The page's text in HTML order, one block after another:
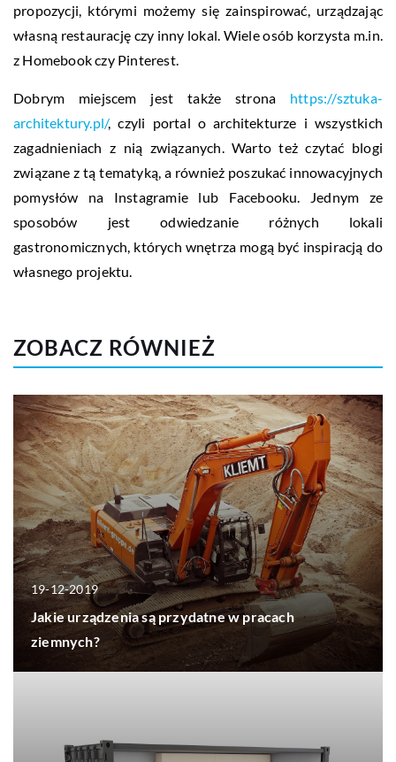
propozycji, którymi możemy się zainspirować, urządzając
własną restaurację czy inny lokal. Wiele osób korzysta m.in.
z Homebook czy Pinterest.
Dobrym miejscem jest także strona https://sztuka-
architektury.pl/, czyli portal o architekturze i wszystkich
zagadnieniach z nią związanych. Warto też czytać blogi
związane z tą tematyką, a również poszukać innowacyjnych
pomysłów na Instagramie lub Facebooku. Jednym ze
sposobów jest odwiedzanie różnych lokali
gastronomicznych, których wnętrza mogą być inspiracją do
własnego projektu.
ZOBACZ RÓWNIEŻ
19-12-2019
Jakie urządzenia są przydatne w pracach
ziemnych?